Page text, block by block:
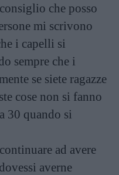
che posso
mi scrivono
i capelli si
sempre che i
se siete ragazze
cose non si fanno
30 quando si
ad avere
averne